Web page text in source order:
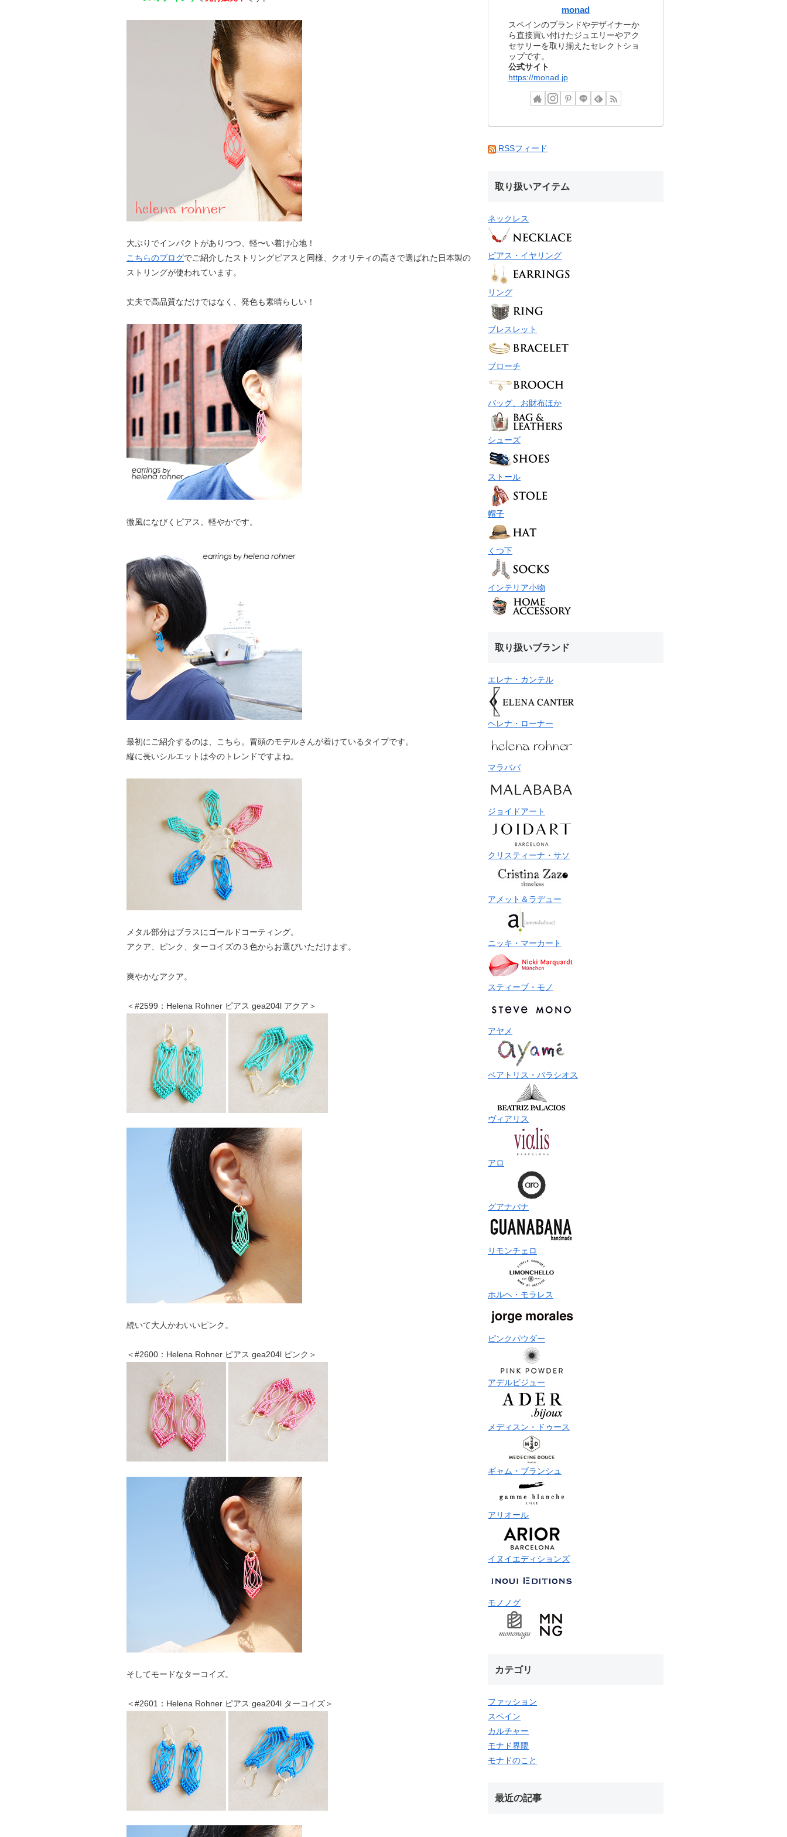
大ぶりでインパクトがありつつ、軽〜い着け心地！
こちらのブログでご紹介したストリングピアスと同様、クオリティの高さで選ばれた日本製の
ストリングが使われています。
丈夫で高品質なだけではなく、発色も素晴らしい！
微風になびくピアス。軽やかです。
最初にご紹介するのは、こちら。冒頭のモデルさんが着けているタイプです。
縦に長いシルエットは今のトレンドですよね。
メタル部分はブラスにゴールドコーティング。
アクア、ピンク、ターコイズの３色からお選びいただけます。
爽やかなアクア。
＜#2599：Helena Rohner ピアス gea204l アクア＞
続いて大人かわいいピンク。
＜#2600：Helena Rohner ピアス gea204l ピンク＞
そしてモードなターコイズ。
＜#2601：Helena Rohner ピアス gea204l ターコイズ＞
monad
スペインのブランドやデザイナーか
ら直接買い付けたジュエリーやアク
セサリーを取り揃えたセレクトショ
ップです。
公式サイト
https://monad.jp
RSSフィード
取り扱いアイテム
ネックレス
ピアス・イヤリング
リング
ブレスレット
ブローチ
バッグ、お財布ほか
シューズ
ストール
帽子
くつ下
インテリア小物
取り扱いブランド
エレナ・カンテル
ヘレナ・ローナー
マラババ
ジョイドアート
クリスティーナ・サソ
アメット＆ラデュー
ニッキ・マーカート
スティーブ・モノ
アヤメ
ベアトリス・パラシオス
ヴィアリス
アロ
グアナバナ
リモンチェロ
ホルヘ・モラレス
ピンクパウダー
アデルビジュー
メディスン・ドゥース
ギャム・ブランシュ
アリオール
イヌイエディションズ
モノノグ
カテゴリ
ファッション
スペイン
カルチャー
モナド界隈
モナドのこと
最近の記事